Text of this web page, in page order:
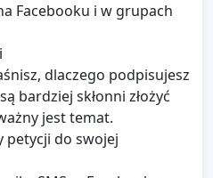
Facebooku i w grupach
dlaczego podpisujesz
bardziej skłonni złożyć
jest temat.
petycji do swojej